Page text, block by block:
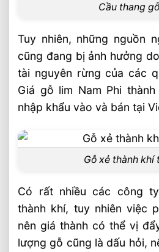
Cầu thang
Tuy nhiên, những nguồn
cũng đang bị ảnh hưởng
tài nguyên rừng của các
Giá gỗ lim Nam Phi
nhập khẩu vào và bán tại
Gỗ xẻ thành khí
Có rất nhiều các công
thành khí, tuy nhiên việc
nên giá thành có thể vị
lượng gỗ cũng là dấu hỏi,